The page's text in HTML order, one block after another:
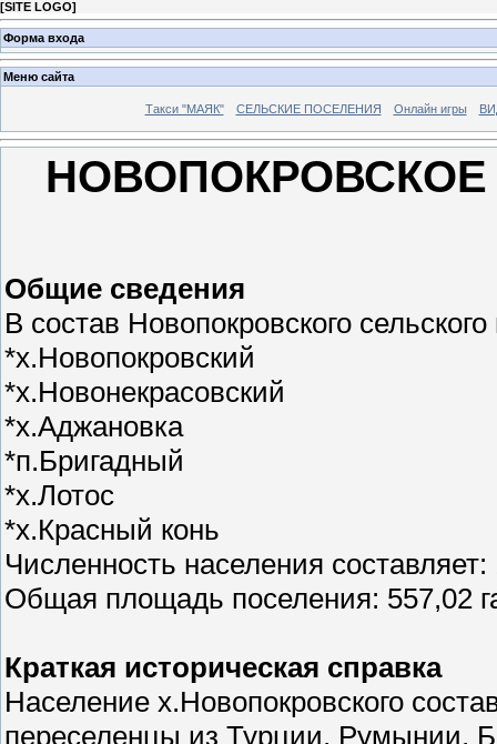
[SITE LOGO]
Форма входа
Меню сайта
Такси "МАЯК" СЕЛЬСКИЕ ПОСЕЛЕНИЯ Онлайн игры
Общие сведения
В состав Новопокровского
*х.Новопокровский
*х.Новонекрасовский
*х.Аджановка
*п.Бригадный
*х.Лотос
*х.Красный конь
Численность населения
Общая площадь поселения: 557,02
Краткая историческая справка
Население х.Новопокровского
переселенцы из Турции, Румынии,